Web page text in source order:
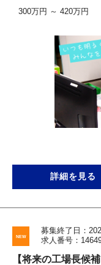
300万円 ～ 420万円
詳細を見る
募集終了日：
求人番号：
【将来の工場長候